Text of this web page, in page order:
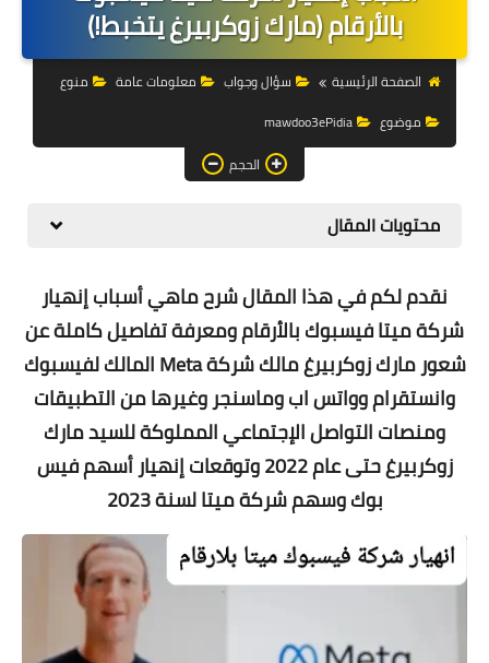
التجارة الالكترونية
التسويق
وظائف
المواقع
زيادة متابعين
العملات المشفرة
الاستثمار
بالأرقام (مارك زوكربيرغ يتخبط!)
الصفحة الرئيسية سؤال وجواب معلومات عامة
منوع
موضوع
mawdoo3ePidia
الحجم
محتويات المقال
نقدم لكم في هذا المقال شرح ماهي أسباب إنهيار
شركة ميتا فيسبوك بالأرقام ومعرفة تفاصيل كاملة عن
شعور مارك زوكربيرغ مالك شركة Meta المالك لفيسبوك
وانستقرام وواتس اب وماسنجر وغيرها من التطبيقات
ومنصات التواصل الإجتماعي المملوكة للسيد مارك
زوكربيرغ حتى عام 2022 وتوقعات إنهيار أسهم فيس
بوك وسهم شركة ميتا لسنة 2023